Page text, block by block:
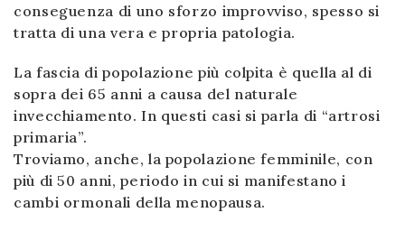
conseguenza di uno sforzo improvviso, spesso si
tratta di una vera e propria patologia.
La fascia di popolazione più colpita è quella al di
sopra dei 65 anni a causa del naturale
invecchiamento. In questi casi si parla di “artrosi
primaria”.
Troviamo, anche, la popolazione femminile, con
più di 50 anni, periodo in cui si manifestano i
cambi ormonali della menopausa.